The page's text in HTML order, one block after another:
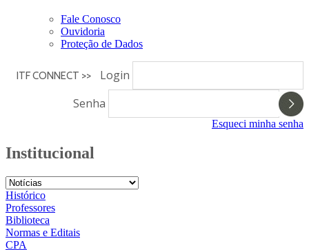
Fale Conosco
Ouvidoria
Proteção de Dados
ITF CONNECT >>
Login
Senha
Esqueci minha senha
Institucional
Histórico
Professores
Biblioteca
Normas e Editais
CPA